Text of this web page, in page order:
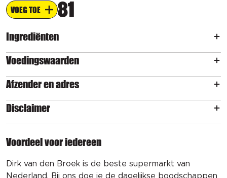
VOEG TOE 81
Ingrediënten
Voedingswaarden
Afzender en adres
Disclaimer
Voordeel voor iedereen
Dirk van den Broek is de beste supermarkt van
Nederland. Bij ons doe je de dagelijkse boodschappen